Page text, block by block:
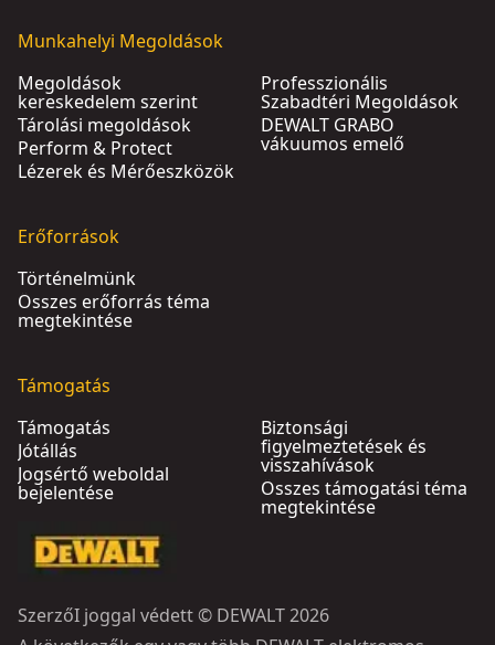
Munkahelyi Megoldások
Megoldások
kereskedelem szerint
Tárolási megoldások
Perform & Protect
Lézerek és Mérőeszközök
Professzionális
Szabadtéri Megoldások
DEWALT GRABO
vákuumos emelő
Erőforrások
Történelmünk
Összes erőforrás téma
megtekintése
Támogatás
Támogatás
Jótállás
Jogsértő weboldal
bejelentése
Biztonsági
figyelmeztetések és
visszahívások
Összes támogatási téma
megtekintése
SzerzőI joggal védett © DEWALT 2026